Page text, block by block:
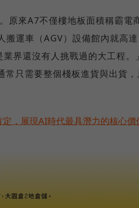
原來A7不僅樓地板面積稱霸電
搬運車（AGV）設備館內就高達
界還沒有人挑戰過的大工程。
常只需要整個棧板進貨與出貨
，展現AI時代最具潛力的核心價